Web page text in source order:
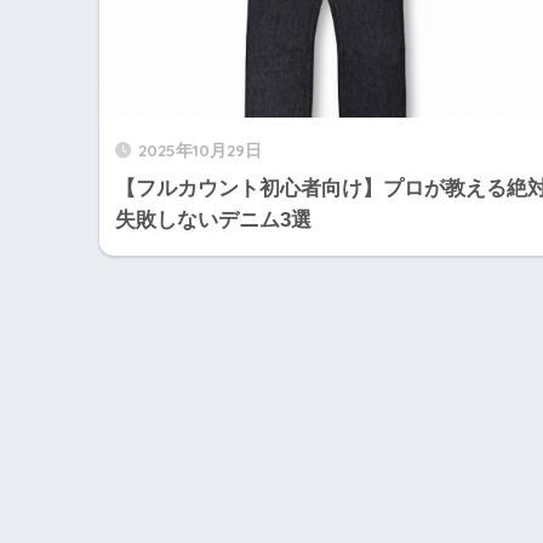
2025年10月29日
【フルカウント初心者向け】プロが教える絶
失敗しないデニム3選